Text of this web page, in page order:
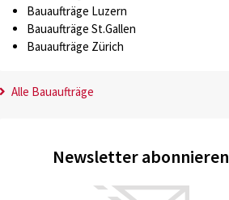
Bauaufträge Luzern
Bauaufträge St.Gallen
Bauaufträge Zürich
Alle Bauaufträge
Newsletter abonnieren